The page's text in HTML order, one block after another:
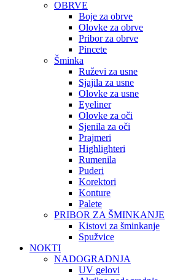
OBRVE
Boje za obrve
Olovke za obrve
Pribor za obrve
Pincete
Šminka
Ruževi za usne
Sjajila za usne
Olovke za usne
Eyeliner
Olovke za oči
Sjenila za oči
Prajmeri
Highlighteri
Rumenila
Puderi
Korektori
Konture
Palete
PRIBOR ZA ŠMINKANJE
Kistovi za šminkanje
Spužvice
NOKTI
NADOGRADNJA
UV gelovi